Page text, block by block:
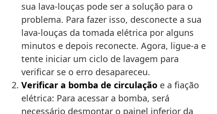
sua lava-louças pode ser a solução para o
problema. Para fazer isso, desconecte a sua
lava-louças da tomada elétrica por alguns
minutos e depois reconecte. Agora, ligue-a e
tente iniciar um ciclo de lavagem para
verificar se o erro desapareceu.
Verificar a bomba de circulação e a fiação
elétrica: Para acessar a bomba, será
necessário desmontar o painel inferior da